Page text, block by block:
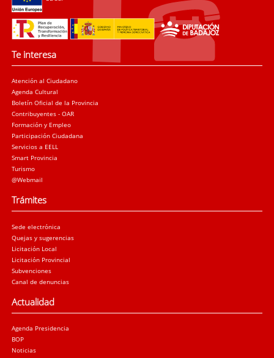
Te interesa
Atención al Ciudadano
Agenda Cultural
Boletín Oficial de la Provincia
Contribuyentes - OAR
Formación y Empleo
Participación Ciudadana
Servicios a EELL
Smart Provincia
Turismo
@Webmail
Trámites
Sede electrónica
Quejas y sugerencias
Licitación Local
Licitación Provincial
Subvenciones
Canal de denuncias
Actualidad
Agenda Presidencia
BOP
Noticias